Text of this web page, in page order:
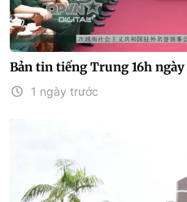
Bản tin tiếng Trung 16h
1 ngày trước